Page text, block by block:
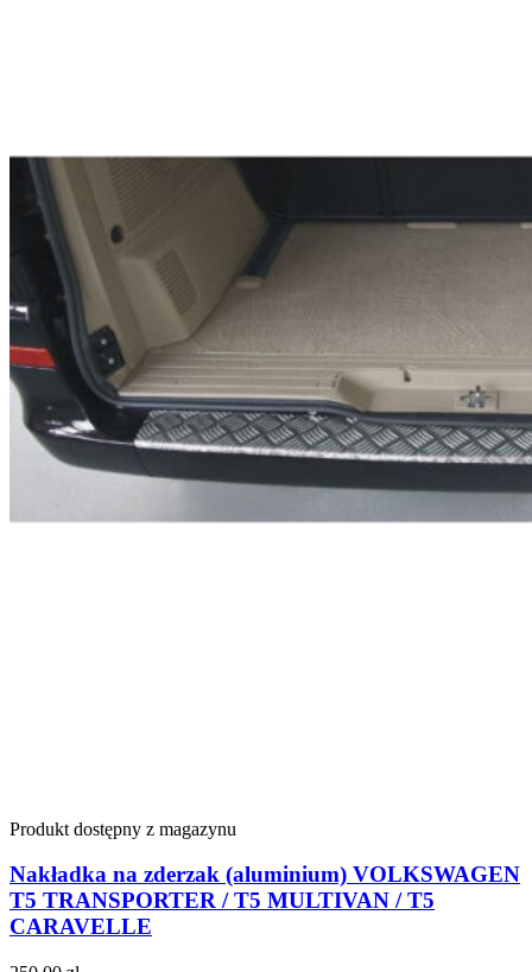
Produkt dostępny z magazynu
Nakładka na zderzak (aluminium) VOLKSWAGEN
T5 TRANSPORTER / T5 MULTIVAN / T5
CARAVELLE